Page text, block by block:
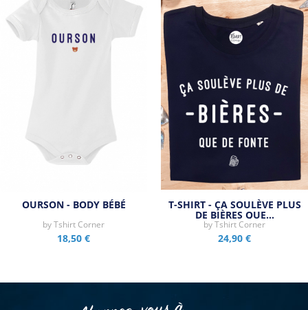
OURSON - BODY BÉBÉ
byTshirt Corner
18,50 €
T-SHIRT - ÇA SOULÈVE PLUS
DE BIÈRES QUE…
byTshirt Corner
24,90 €